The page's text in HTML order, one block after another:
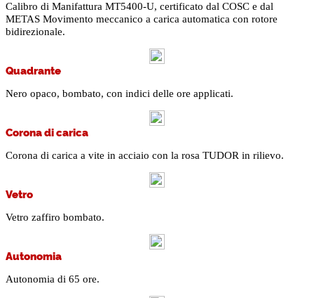
Calibro di Manifattura MT5400-U, certificato dal COSC e dal
METAS Movimento meccanico a carica automatica con rotore
bidirezionale.
Quadrante
Nero opaco, bombato, con indici delle ore applicati.
Corona di carica
Corona di carica a vite in acciaio con la rosa TUDOR in rilievo.
Vetro
Vetro zaffiro bombato.
Autonomia
Autonomia di 65 ore.